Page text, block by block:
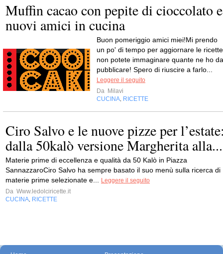
Muffin cacao con pepite di cioccolato e
nuovi amici in cucina
Buon pomeriggio amici miei!Mi prendo
un po' di tempo per aggiornare le
non potete immaginare quante ne ho da
pubblicare! Spero di riuscire a farlo...
Leggere il seguito
Da Milavi
CUCINA RICETTE
Ciro Salvo e le nuove pizze per
dalla 50kalò versione Margherita alla...
Materie prime di eccellenza e qualità da 50 Kalò in Piazza
SannazzaroCiro Salvo ha sempre basato il suo menù sulla ricerca di
materie prime selezionate e...
Leggere il seguito
Da Www.ledolciricette.it
CUCINA RICETTE